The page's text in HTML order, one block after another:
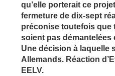
qu’elle porterait ce
fermeture de dix-sept
préconise toutefois que
soient pas démantelées
Une décision à laquelle
Allemands. Réaction
EELV.